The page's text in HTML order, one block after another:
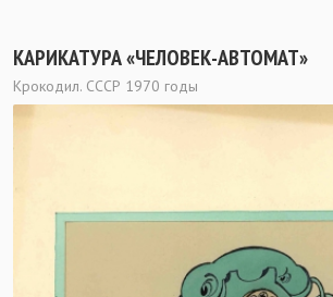
КАРИКАТУРА «ЧЕЛОВЕК-АВТОМАТ»
Крокодил. СССР 1970 годы